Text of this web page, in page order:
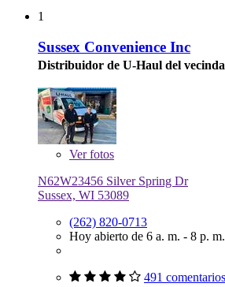
1
Sussex Convenience Inc
Distribuidor de U-Haul del
Verfotos
N62W23456 Silver Spring Dr
Sussex, WI 53089
(262) 820-0713
Hoy abierto de 6 a. m. - 8 p. m.
491 comentarios